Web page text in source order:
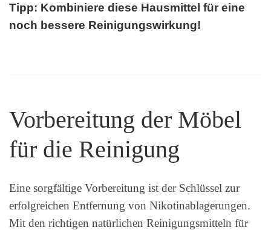
Tipp: Kombiniere diese Hausmittel für eine
noch bessere Reinigungswirkung!
Vorbereitung der Möbel
für die Reinigung
Eine sorgfältige Vorbereitung ist der Schlüssel zur
erfolgreichen Entfernung von Nikotinablagerungen.
Mit den richtigen natürlichen Reinigungsmitteln für